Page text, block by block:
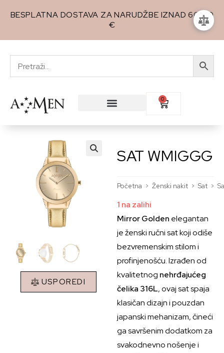
BESPLATNA DOSTAVA ZA NARUDŽBE IZNAD 60,00
€
0
USPOREDI
SAT WMIGGG
Početna > Ženski nakit > Sat >
1 na zalihi
Mirror Golden elegantan
je ženski ručni sat koji odiše
bezvremenskim stilom i
profinjenošću. Izrađen od
kvalitetnog nehrđajućeg
čelika 316L, ovaj sat spaja
klasičan dizajn i pouzdan
japanski mehanizam, čineći
ga savršenim dodatkom za
svakodnevno nošenje i